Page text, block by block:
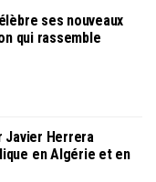
ses nouveaux
qui rassemble
Javier Herrera
en Algérie et en